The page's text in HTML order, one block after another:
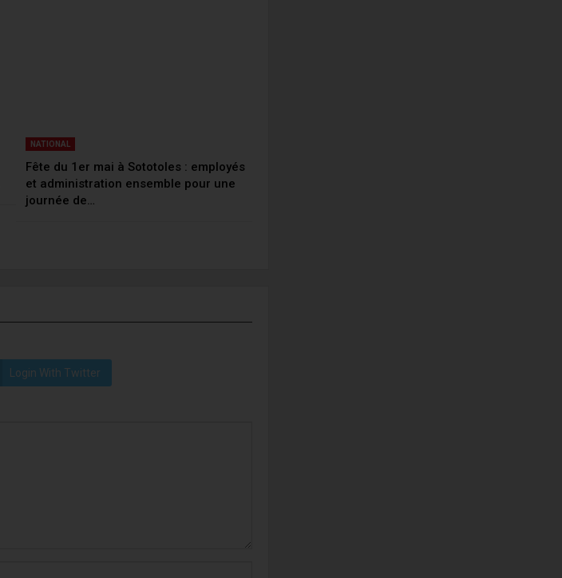
NATIONAL
Fête du 1er mai à Sototoles : employés
et administration ensemble pour une
journée de…
Login With Twitter